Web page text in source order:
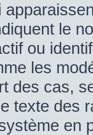
le
ou
les
des cas,
texte des
en